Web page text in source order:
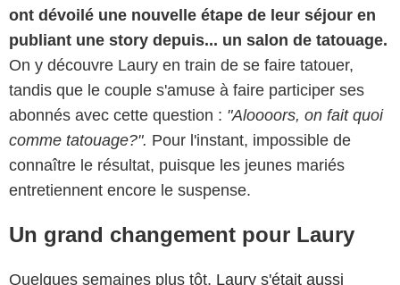
ont dévoilé une nouvelle étape de leur séjour en
publiant une story depuis... un salon de tatouage.
On y découvre Laury en train de se faire tatouer,
tandis que le couple s'amuse à faire participer ses
abonnés avec cette question : "Aloooors, on fait quoi
comme tatouage?". Pour l'instant, impossible de
connaître le résultat, puisque les jeunes mariés
entretiennent encore le suspense.
Un grand changement pour Laury
Quelques semaines plus tôt, Laury s'était aussi